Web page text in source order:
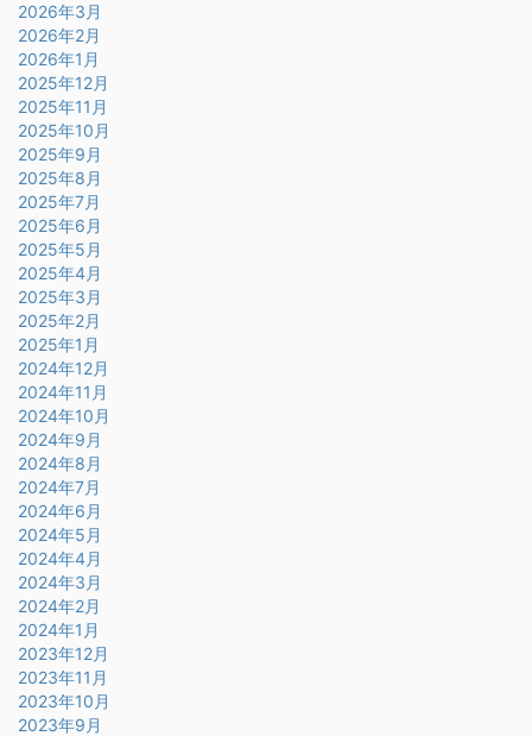
2026年3月
2026年2月
2026年1月
2025年12月
2025年11月
2025年10月
2025年9月
2025年8月
2025年7月
2025年6月
2025年5月
2025年4月
2025年3月
2025年2月
2025年1月
2024年12月
2024年11月
2024年10月
2024年9月
2024年8月
2024年7月
2024年6月
2024年5月
2024年4月
2024年3月
2024年2月
2024年1月
2023年12月
2023年11月
2023年10月
2023年9月